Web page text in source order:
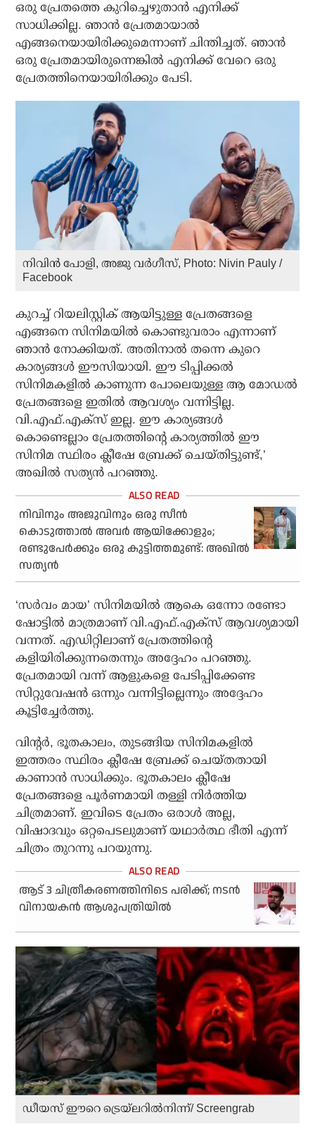
ഒരു പ്രേതത്തെ കുറിച്ചെഴുതാൻ എനിക്ക്
സാധിക്കില്ല. ഞാൻ പ്രേതമായാൽ
എങ്ങനെയായിരിക്കുമെന്നാണ് ചിന്തിച്ചത്. ഞാൻ
ഒരു പ്രേതമായിരുന്നെങ്കിൽ എനിക്ക് വേറെ ഒരു
പ്രേതത്തിനെയായിരിക്കും പേടി.
നിവിൻ പോളി, അജു വർഗീസ്‌, Photo: Nivin Pauly /
Facebook
കുറച്ച് റിയലിസ്റ്റിക് ആയിട്ടുള്ള പ്രേതങ്ങളെ
എങ്ങനെ സിനിമയിൽ കൊണ്ടുവരാം എന്നാണ്
ഞാൻ നോക്കിയത്. അതിനാൽ തന്നെ കുറെ
കാര്യങ്ങൾ ഈസിയായി. ഈ ടിപ്പിക്കൽ
സിനിമകളിൽ കാണുന്ന പോലെയുള്ള ആ മോഡൽ
പ്രേതങ്ങളെ ഇതിൽ ആവശ്യം വന്നിട്ടില്ല.
വി.എഫ്.എക്സ് ഇല്ല. ഈ കാര്യങ്ങൾ
കൊണ്ടെല്ലാം പ്രേതത്തിന്റെ കാര്യത്തിൽ ഈ
സിനിമ സ്ഥിരം ക്ലീഷേ ബ്രേക്ക് ചെയ്തിട്ടുണ്ട്,’
അഖിൽ സത്യൻ പറഞ്ഞു.
നിവിനും അജുവിനും ഒരു സീന്‍
കൊടുത്താല്‍ അവര്‍ ആയിക്കോളും;
രണ്ടുപേര്‍ക്കും ഒരു കുട്ടിത്തമുണ്ട്: അഖില്‍
സത്യന്‍
‘സര്‍വം മായ’ സിനിമയിൽ ആകെ ഒന്നോ രണ്ടോ
ഷോട്ടിൽ മാത്രമാണ് വി.എഫ്.എക്സ് ആവശ്യമായി
വന്നത്. എഡിറ്റിലാണ് പ്രേതത്തിന്റെ
കളിയിരിക്കുന്നതെന്നും അദ്ദേഹം പറഞ്ഞു.
പ്രേതമായി വന്ന് ആളുകളെ പേടിപ്പിക്കേണ്ട
സിറ്റുവേഷൻ ഒന്നും വന്നിട്ടില്ലെന്നും അദ്ദേഹം
കൂട്ടിച്ചേർത്തു.
വിന്റർ, ഭൂതകാലം, തുടങ്ങിയ സിനിമകളിൽ
ഇത്തരം സ്ഥിരം ക്ലീഷേ ബ്രേക്ക് ചെയ്തതായി
കാണാൻ സാധിക്കും. ഭൂതകാലം ക്ലീഷേ
പ്രേതങ്ങളെ പൂർണമായി തള്ളി നിർത്തിയ
ചിത്രമാണ്. ഇവിടെ പ്രേതം ഒരാൾ അല്ല,
വിഷാദവും ഒറ്റപെടലുമാണ് യഥാർത്ഥ ഭീതി എന്ന്
ചിത്രം തുറന്നു പറയുന്നു.
ആട് 3 ചിത്രീകരണത്തിനിടെ പരിക്ക്; നടന്‍
വിനായകന്‍ ആശുപത്രിയില്‍
ഡീയസ് ഈറെ ട്രെയ്‌ലറില്‍നിന്ന്/ Screengrab